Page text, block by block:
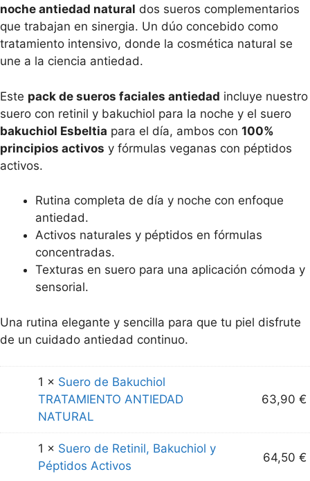
noche antiedad natural dos sueros complementarios
que trabajan en sinergia. Un dúo concebido como
tratamiento intensivo, donde la cosmética natural se
une a la ciencia antiedad.
Este pack de sueros faciales antiedad incluye nuestro
suero con retinil y bakuchiol para la noche y el suero
bakuchiol Esbeltia para el día, ambos con 100%
principios activos y fórmulas veganas con péptidos
activos.
Rutina completa de día y noche con enfoque
antiedad.
Activos naturales y péptidos en fórmulas
concentradas.
Texturas en suero para una aplicación cómoda y
sensorial.
Una rutina elegante y sencilla para que tu piel disfrute
de un cuidado antiedad continuo.
1 × Suero de Bakuchiol
TRATAMIENTO ANTIEDAD
NATURAL
63,90 €
1 × Suero de Retinil, Bakuchiol y
Péptidos Activos
64,50 €